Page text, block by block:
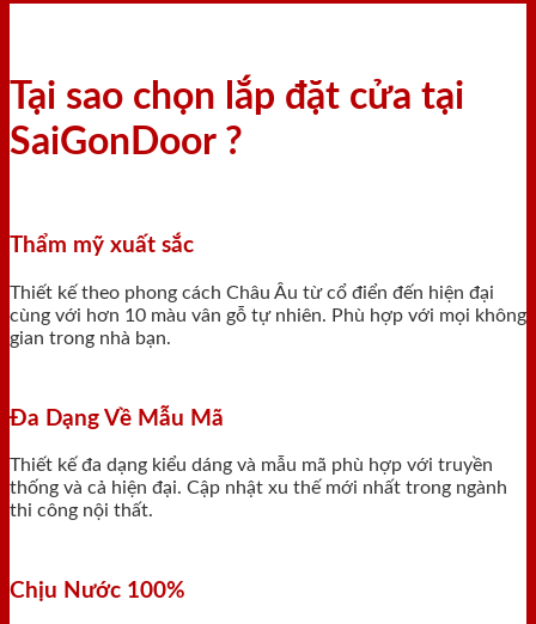
Tại sao chọn lắp đặt cửa tại
SaiGonDoor ?
Thẩm mỹ xuất sắc
Thiết kế theo phong cách Châu Âu từ cổ điển đến hiện đại
cùng với hơn 10 màu vân gỗ tự nhiên. Phù hợp với mọi không
gian trong nhà bạn.
Đa Dạng Về Mẫu Mã
Thiết kế đa dạng kiểu dáng và mẫu mã phù hợp với truyền
thống và cả hiện đại. Cập nhật xu thế mới nhất trong ngành
thi công nội thất.
Chịu Nước 100%